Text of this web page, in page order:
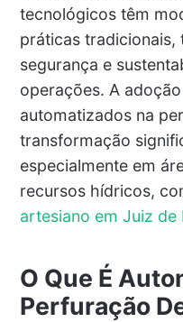
tecnológicos têm
práticas tradicionais,
segurança e
operações. A
automatizados na
transformação
especialmente em
recursos hídricos,
artesiano em Juiz de
O Que É
Perfuração